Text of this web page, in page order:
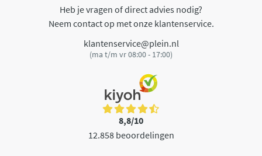
Heb je vragen of direct advies nodig?
Neem contact op met onze klantenservice.
klantenservice@plein.nl
(ma t/m vr 08:00 - 17:00)
8,8/10
12.858 beoordelingen